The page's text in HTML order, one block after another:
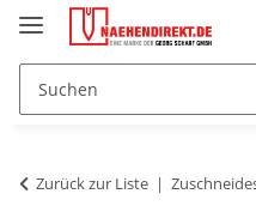
Zurück zur Liste